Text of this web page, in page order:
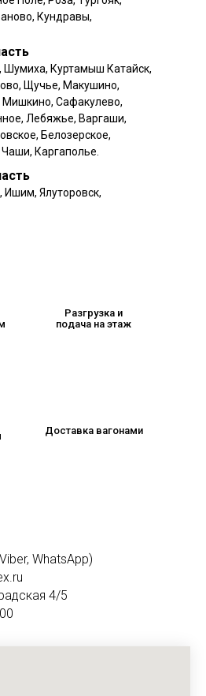
Кундравы,
Шумиха, Куртамыш Катайск,
Щучье, Макушино,
Мишкино, Сафакулево,
Лебяжье, Варгаши,
Белозерское,
Каргаполье.
Ишим, Ялуторовск,
Разгрузка и
подача на этаж
Доставка вагонами
WhatsApp)
4/5